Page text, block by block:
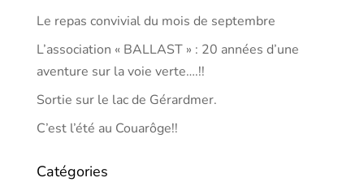
Le repas convivial du mois de septembre
L’association « BALLAST » : 20 années d’une
aventure sur la voie verte….!!
Sortie sur le lac de Gérardmer.
C’est l’été au Couarôge!!
Catégories